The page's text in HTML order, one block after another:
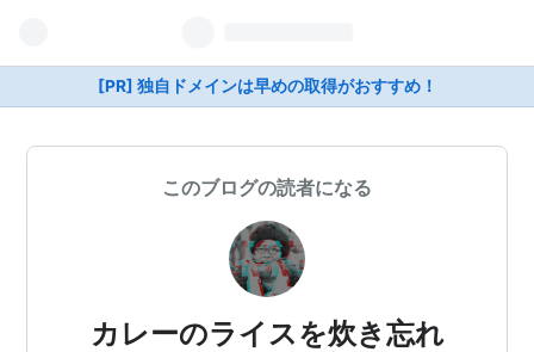
[PR] 独自ドメインは早めの取得がおすすめ！
このブログの読者になる
カレーのライスを炊き忘れ